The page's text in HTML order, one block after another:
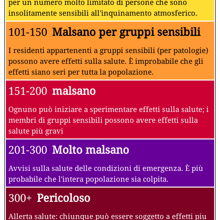
per un numero molto limitato di persone che sono
insolitamente sensibili all'inquinamento atmosferico.
101-150 Malsano per gruppi sensibili
I residenti appartenenti a gruppi sensibili (per patologie)
possono avere effetti sulla salute. È improbabile che gli
effetti siano seri per tutta la popolazione.
151-200 malsano
Ognuno può iniziare a sperimentare effetti sulla salute; i
membri di gruppi sensibili possono avere effetti sulla
salute più gravi
201-300 Molto malsano
Avvisi sulla salute delle condizioni di emergenza. È più
probabile che l'intera popolazione sia colpita.
300+ Pericoloso
Allerta salute: chiunque può essere soggetto a effetti piu